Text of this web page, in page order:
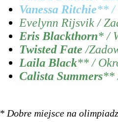
Vanessa Ritchie** /
Evelynn Rijsvik /
Eris Blackthorn* /
Twisted Fate /
Laila Black** /
Calista Summers**
* Dobre miejsce na